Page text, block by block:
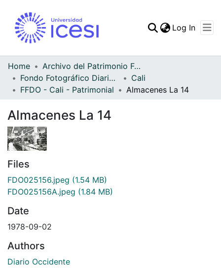
Statistics
Log In
Home
Archivo del Patrimonio Fotográfico y Fílmico del Valle del Cauca
Fondo Fotográfico Diario Occidente
Cali
FFDO - Cali - Patrimonial
Almacenes La 14
Almacenes La 14
Files
FDO025156.jpeg (1.54 MB)
FDO025156A.jpeg (1.84 MB)
Date
1978-09-02
Authors
Diario Occidente